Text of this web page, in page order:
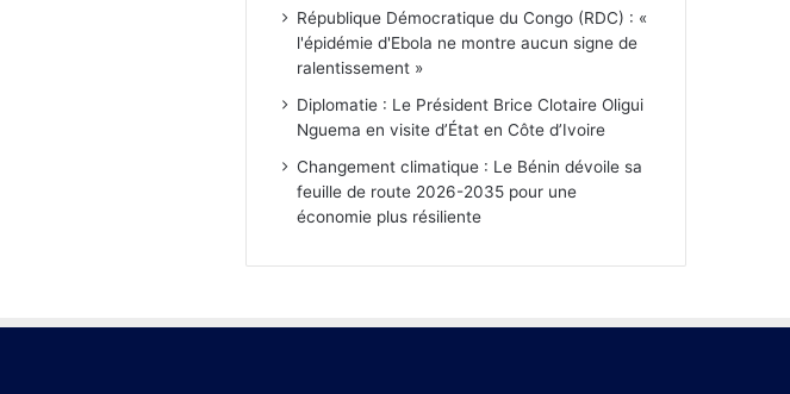
République Démocratique du Congo (RDC) : «
l'épidémie d'Ebola ne montre aucun signe de
ralentissement »
Diplomatie : Le Président Brice Clotaire Oligui
Nguema en visite d’État en Côte d’Ivoire
Changement climatique : Le Bénin dévoile sa
feuille de route 2026-2035 pour une
économie plus résiliente